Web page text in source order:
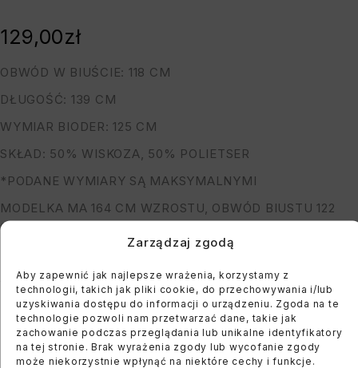
Zarządzaj zgodą
Aby zapewnić jak najlepsze wrażenia, korzystamy z
technologii, takich jak pliki cookie, do przechowywania i/lub
uzyskiwania dostępu do informacji o urządzeniu. Zgoda na te
technologie pozwoli nam przetwarzać dane, takie jak
zachowanie podczas przeglądania lub unikalne identyfikatory
na tej stronie. Brak wyrażenia zgody lub wycofanie zgody
może niekorzystnie wpłynąć na niektóre cechy i funkcje.
OBWÓD W BIUŚCIE: 118 CM
DŁUGOŚĆ: 139 CM
WYMIAR BIODER: 125 CM
SKŁAD: 50% WISKOZA, 50% POLIETSER
*PODANE WYMIARY SĄ MAKSYMALNYMI
MODELKA MA 164 CM WZROSTU, OBWÓD BIUSTU 122
CM I BIODER: 118 CM
129,00zł
Dodaj do koszyka
Kup teraz